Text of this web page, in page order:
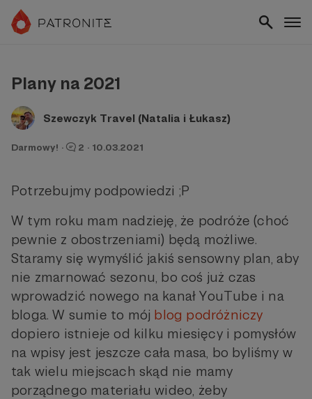
Plany na 2021
Szewczyk Travel (Natalia i Łukasz)
Darmowy! · 2 · 10.03.2021
Potrzebujmy podpowiedzi ;P
W tym roku mam nadzieję, że podróże (choć
pewnie z obostrzeniami) będą możliwe.
Staramy się wymyślić jakiś sensowny plan, aby
nie zmarnować sezonu, bo coś już czas
wprowadzić nowego na kanał YouTube i na
bloga. W sumie to mój blog podróżniczy
dopiero istnieje od kilku miesięcy i pomysłów
na wpisy jest jeszcze cała masa, bo byliśmy w
tak wielu miejscach skąd nie mamy
porządnego materiału wideo, żeby